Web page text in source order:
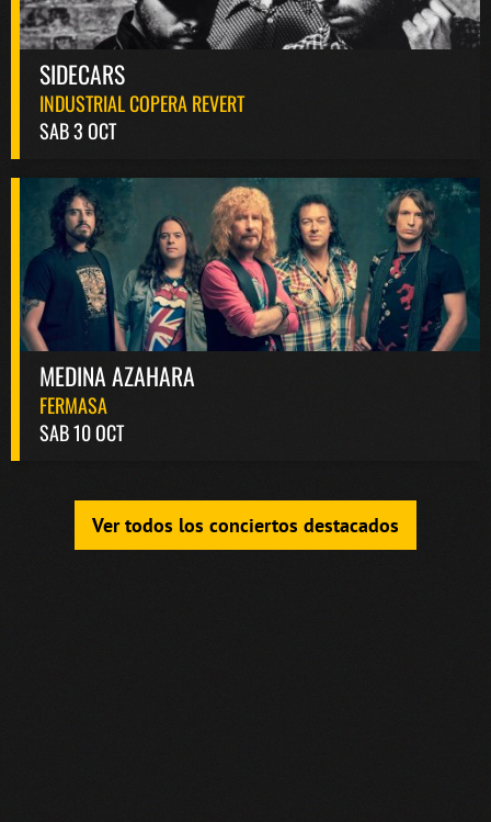
SIDECARS
INDUSTRIAL COPERA REVERT
SAB 3 OCT
MEDINA AZAHARA
FERMASA
SAB 10 OCT
Ver todos los conciertos destacados